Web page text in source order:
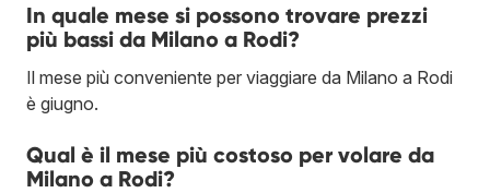
In quale mese si possono trovare prezzi
più bassi da Milano a Rodi?
Il mese più conveniente per viaggiare da Milano a Rodi
è giugno.
Qual è il mese più costoso per volare da
Milano a Rodi?